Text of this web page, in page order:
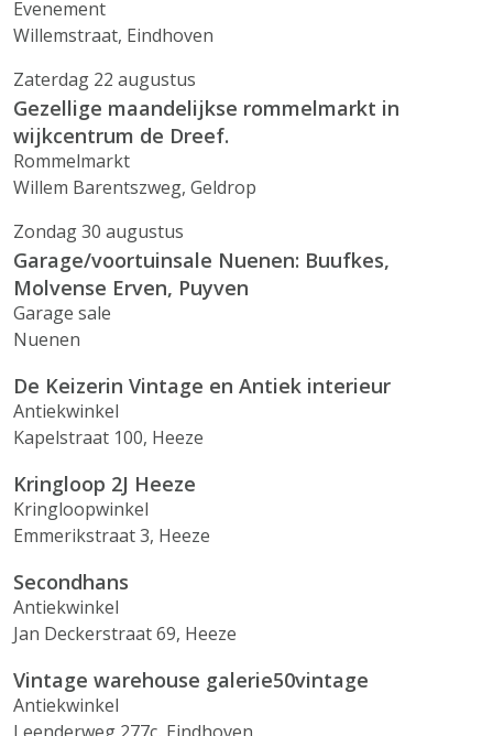
Evenement
Willemstraat, Eindhoven
Zaterdag 22 augustus
Gezellige maandelijkse rommelmarkt in
wijkcentrum de Dreef.
Rommelmarkt
Willem Barentszweg, Geldrop
Zondag 30 augustus
Garage/voortuinsale Nuenen: Buufkes,
Molvense Erven, Puyven
Garage sale
Nuenen
De Keizerin Vintage en Antiek interieur
Antiekwinkel
Kapelstraat 100, Heeze
Kringloop 2J Heeze
Kringloopwinkel
Emmerikstraat 3, Heeze
Secondhans
Antiekwinkel
Jan Deckerstraat 69, Heeze
Vintage warehouse galerie50vintage
Antiekwinkel